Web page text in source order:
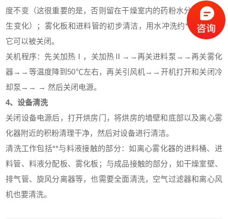
度不变（这很重要的是，否则留在干燥室内的药粉水分含量会发
生变化）；雾化板和进料管的初步清洁，用水冲洗约**钟；然后
它可以被关闭。
关机程序：先关加热Ⅰ，关加热Ⅱ→→再关进料泵→→再关雾化
器→→等温度降到50℃左右，再关引风机→→开机打开和关闭冷
却泵→→ → 然后关闭电源。
4、设备清洗
关闭设备电源后，打开烘房门，将烘房的墙壁和底部以及离心雾
化器附近的积粉清理干净，然后对设备进行清洁。
清洗工作包括**与料液接触的部分：如离心雾化器的进料桶、进
料管、料液分配板、雾化板；与成品接触的部分，如干燥室壁、
排气管、旋风分离器等，也需要全面清洗，空气过滤器和离心风
机也要清洗。